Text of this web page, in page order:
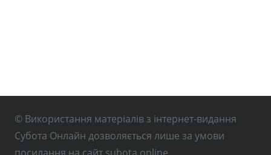
© Використання матеріалів з інтернет-видання
Субота Онлайн дозволяється лише за умови